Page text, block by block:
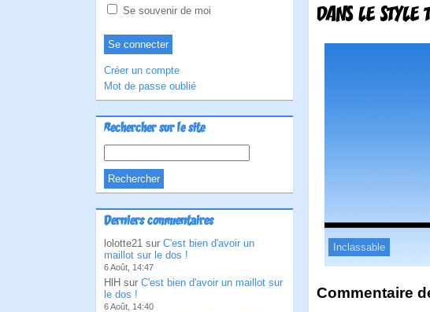
Se souvenir de moi
Créer un compte
Mot de passe oublié
Rechercher sur le site
Derniers commentaires
lolotte21 sur C'est bien d'avoir un
maillot sur le dos !
6 Août, 14:47
HlH sur C'est bien d'avoir un maillot sur
le dos !
6 Août, 14:40
DANS LE STYLE
Inclassable
Commentaire